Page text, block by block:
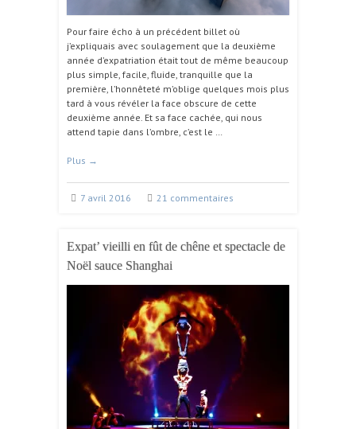
Pour faire écho à un précédent billet où
j’expliquais avec soulagement que la deuxième
année d’expatriation était tout de même beaucoup
plus simple, facile, fluide, tranquille que la
première, l’honnêteté m’oblige quelques mois plus
tard à vous révéler la face obscure de cette
deuxième année. Et sa face cachée, qui nous
attend tapie dans l’ombre, c’est le …
Plus →
7 avril 2016 21 commentaires
Expat’ vieilli en fût de chêne et spectacle de
Noël sauce Shanghai